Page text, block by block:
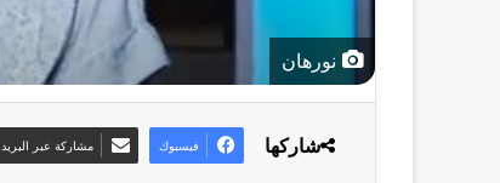
نورهان
شاركها فيسبوك مشاركة عبر البريد